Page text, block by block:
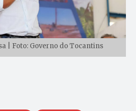
| Foto: Governo do Tocantins